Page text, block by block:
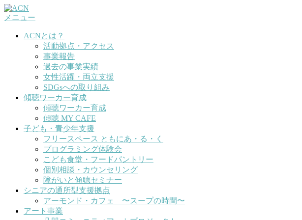
コ
ン
メニュー
ACNとは？
活動拠点・アクセス
事業報告
過去の事業実績
女性活躍・両立支援
SDGsへの取り組み
傾聴ワーカー育成
傾聴ワーカー育成
傾聴 MY CAFE
子ども・青少年支援
フリースペース ともにあ・る・く
プログラミング体験会
こども食堂・フードパントリー
個別相談・カウンセリング
障がいと傾聴セミナー
シニアの通所型支援拠点
アーモンド・カフェ 〜スープの時間〜
アート事業